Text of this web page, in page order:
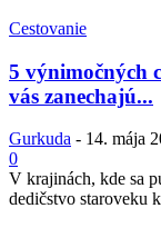
Cestovanie
5 výnimočných
vás zanechajú...
Gurkuda - 14. mája
0
V krajinách, kde sa
dedičstvo staroveku